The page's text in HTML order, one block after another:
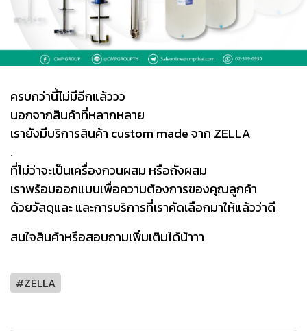
ครบกว่านี้ไม่มีอีกแล้ววว
นอกจากสินค้าที่หลากหลาย
เรายังมีบริการสินค้า custom made จาก ZELLA
.
ที่ไม่ว่าจะเป็นเครื่องกวนผสม หรือถังผสม
เราพร้อมออกแบบเพื่อความต้องการของคุณลูกค้า
ด้วยวัสดุและ และการบริการที่เราคัดเลือกมาให้แล้วว่าดี
สนใจสินค้าหรือสอบถามเพิ่มเติมได้น้าาา
#ZELLA